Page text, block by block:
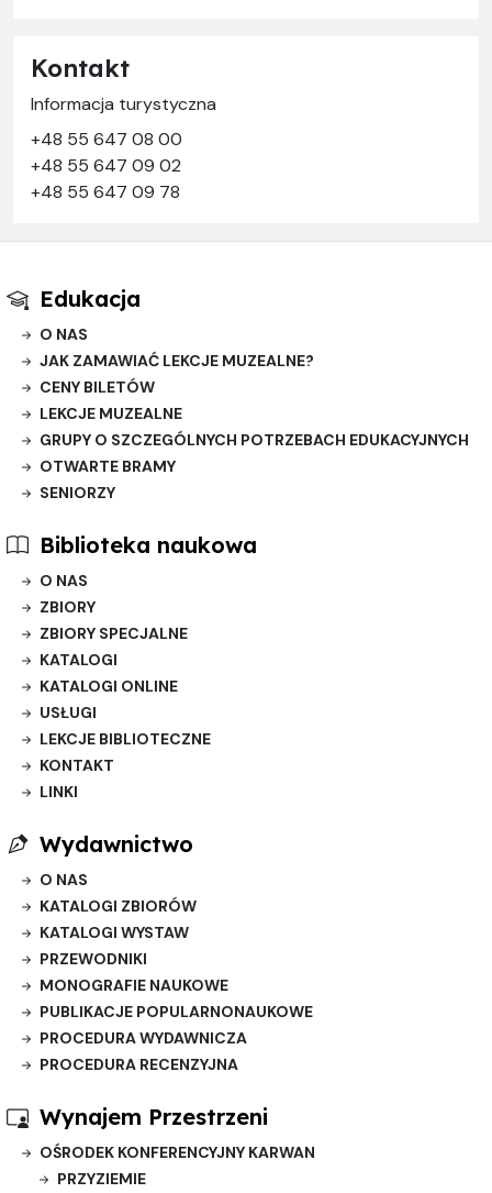
Kontakt
Informacja turystyczna
+48 55 647 08 00
+48 55 647 09 02
+48 55 647 09 78
Edukacja
O NAS
JAK ZAMAWIAĆ LEKCJE MUZEALNE?
CENY BILETÓW
LEKCJE MUZEALNE
GRUPY O SZCZEGÓLNYCH POTRZEBACH EDUKACYJNYCH
OTWARTE BRAMY
SENIORZY
Biblioteka naukowa
O NAS
ZBIORY
ZBIORY SPECJALNE
KATALOGI
KATALOGI ONLINE
USŁUGI
LEKCJE BIBLIOTECZNE
KONTAKT
LINKI
Wydawnictwo
O NAS
KATALOGI ZBIORÓW
KATALOGI WYSTAW
PRZEWODNIKI
MONOGRAFIE NAUKOWE
PUBLIKACJE POPULARNONAUKOWE
PROCEDURA WYDAWNICZA
PROCEDURA RECENZYJNA
Wynajem Przestrzeni
OŚRODEK KONFERENCYJNY KARWAN
PRZYZIEMIE